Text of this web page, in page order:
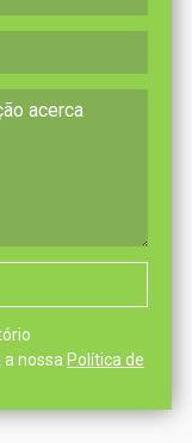
nossa Política de